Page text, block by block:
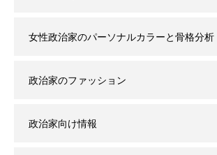
女性政治家のパーソナルカラーと骨格分析
政治家のファッション
政治家向け情報